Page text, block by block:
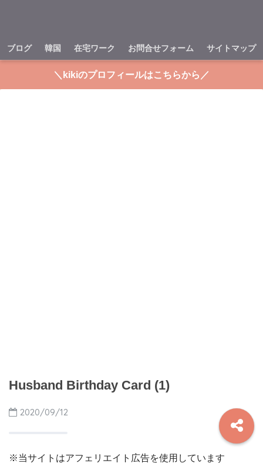
ブログ 韓国 在宅ワーク お問合せフォーム サイトマップ
＼kikiのプロフィールはこちらから／
Husband Birthday Card (1)
2020/09/12
※当サイトはアフェリエイト広告を使用しています